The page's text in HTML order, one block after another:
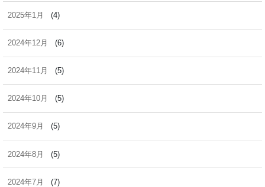
2025年1月 (4)
2024年12月 (6)
2024年11月 (5)
2024年10月 (5)
2024年9月 (5)
2024年8月 (5)
2024年7月 (7)